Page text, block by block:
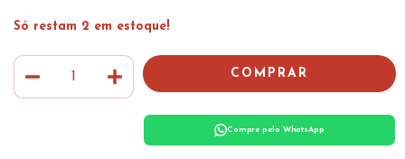
Só restam 2 em estoque!
Compre pelo WhatsApp